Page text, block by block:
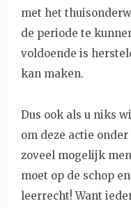
met het
de periode te
voldoende is
kan maken.
Dus ook als u niks
om deze actie
zoveel mogelijk
moet op de schop
leerrecht! Want